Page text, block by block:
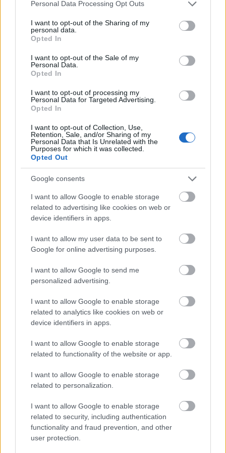
not limited to your visit or usage behaviour. You may click to
grant or deny consent to Google and its third-party tags to
use your data for below specified purposes in below Google
consent section.
Personal Data Processing Opt Outs
I want to opt-out of the Sharing of my
personal data.
Opted In
I want to opt-out of the Sale of my
Personal Data.
Opted In
I want to opt-out of processing my
Personal Data for Targeted Advertising.
Opted In
I want to opt-out of Collection, Use,
Retention, Sale, and/or Sharing of my
Personal Data that Is Unrelated with the
Purposes for which it was collected.
Opted Out
Google consents
I want to allow Google to enable storage
related to advertising like cookies on web or
device identifiers in apps.
I want to allow my user data to be sent to
Google for online advertising purposes.
I want to allow Google to send me
personalized advertising.
I want to allow Google to enable storage
related to analytics like cookies on web or
device identifiers in apps.
I want to allow Google to enable storage
related to functionality of the website or app.
I want to allow Google to enable storage
related to personalization.
I want to allow Google to enable storage
related to security, including authentication
functionality and fraud prevention, and other
user protection.
hasonlít egymásra, ahogy a két film között is
akadnak hasonlóságok, és persze sem Tarantino,
klasszikus műfaji filmeken csiszolt, macho
hozzáállása, de maga az ötlet nem nevezhető
hogy aTiszta románcalkotói konkrétan rá akartak
játszaniA vesszőfutáshasonló megoldására.
Megmondom én nektek, miről szól a Like a Virgin!
Verdikt
A törvény szikár őre bűnözőt / védett személyt kísér a
bíróság elé / börtönbe /biztonságba, és le is szállítja
oda, még ha a fene fenét eszik is. Az ötlet nem
kifejezetten új, még a filmek világában sem,
legfeljebb az akciódús, kortárs közegbe helyezett
változat (volt akkoriban) ritkább:A vesszőfutás
amelynek szinte minden részlete behelyettesíthető a
vadnyugati történetek megfelelő elemeivel (rendőr –
fogadó, maffia – lótolvajok és/vagy indiánok, busz –
lovaskocsi/vonat). Ha a főszereplő két férfi,
havervígjátékot vagy akciófilmet látunk (ilyen az
Eastwood filmjére itt-ott emlékeztető